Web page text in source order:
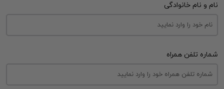
نام و نام خانوادگی
شماره تلفن همراه